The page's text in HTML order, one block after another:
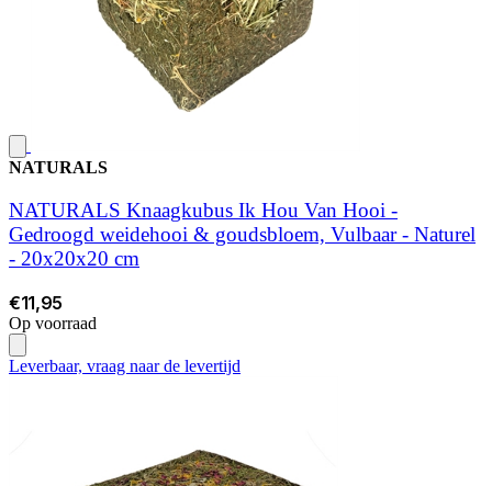
NATURALS
NATURALS Knaagkubus Ik Hou Van Hooi -
Gedroogd weidehooi & goudsbloem, Vulbaar - Naturel
- 20x20x20 cm
€11,95
Op voorraad
Leverbaar, vraag naar de levertijd